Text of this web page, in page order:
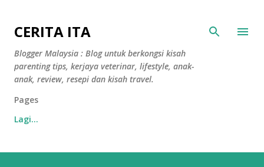
CERITA ITA
Blogger Malaysia : Blog untuk berkongsi kisah
parenting tips, kerjaya veterinar, lifestyle, anak-
anak, review, resepi dan kisah travel.
Pages
Lagi…